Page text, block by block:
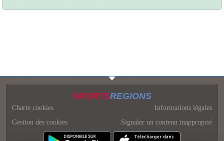
SPORTSREGIONS
Charte cookies
Gestion des cookies
Informations légales
Signaler un contenu inapproprié